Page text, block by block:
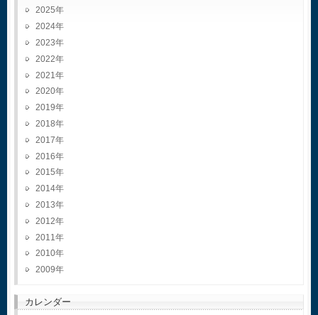
2025
2024
2023
2022
2021
2020
2019
2018
2017
2016
2015
2014
2013
2012
2011
2010
2009
カレンダー